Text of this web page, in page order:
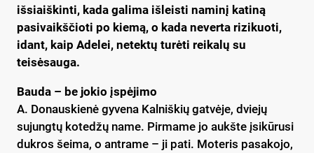
išsiaiškinti, kada galima išleisti naminį katiną
pasivaikščioti po kiemą, o kada neverta rizikuoti,
idant, kaip Adelei, netektų turėti reikalų su
teisėsauga.
Bauda – be jokio įspėjimo
A. Donauskienė gyvena Kalniškių gatvėje, dviejų
sujungtų kotedžų name. Pirmame jo aukšte įsikūrusi
dukros šeima, o antrame – ji pati. Moteris pasakojo,